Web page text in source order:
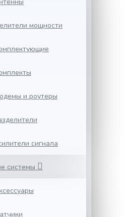
мощности
и роутеры
сигнала
системы